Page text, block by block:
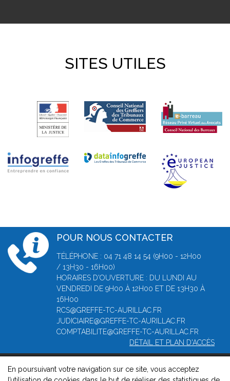
SITES UTILES
POUR NOUS CONTACTER
TÉLÉPHONE : 04 71 48 14 54 (9H00 - 12H00
/ 13H30 - 16H00)
HORAIRES D'OUVERTURE : DU LUNDI AU
VENDREDI DE 9H00 À 12H00 ET DE 13H30 À
16H00
RCS@GREFFE-TC-AURILLAC.FR
JUDICIAIRE@GREFFE-TC-AURILLAC.FR
COMPTABILITE@GREFFE-TC-AURILLAC.FR
DÉTAIL ET PLAN D'ACCÈS
© 2026, Greffe du Tribunal de Commerce d' Aurillac -Mentions
En poursuivant votre navigation sur ce site, vous acceptez